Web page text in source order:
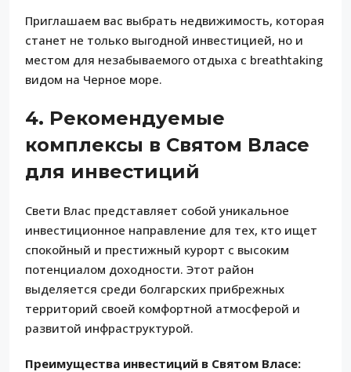
Приглашаем вас выбрать недвижимость, которая
станет не только выгодной инвестицией, но и
местом для незабываемого отдыха с breathtaking
видом на Черное море.
4. Рекомендуемые
комплексы в Святом Власе
для инвестиций
Свети Влас представляет собой уникальное
инвестиционное направление для тех, кто ищет
спокойный и престижный курорт с высоким
потенциалом доходности. Этот район
выделяется среди болгарских прибрежных
территорий своей комфортной атмосферой и
развитой инфраструктурой.
Преимущества инвестиций в Святом Власе: